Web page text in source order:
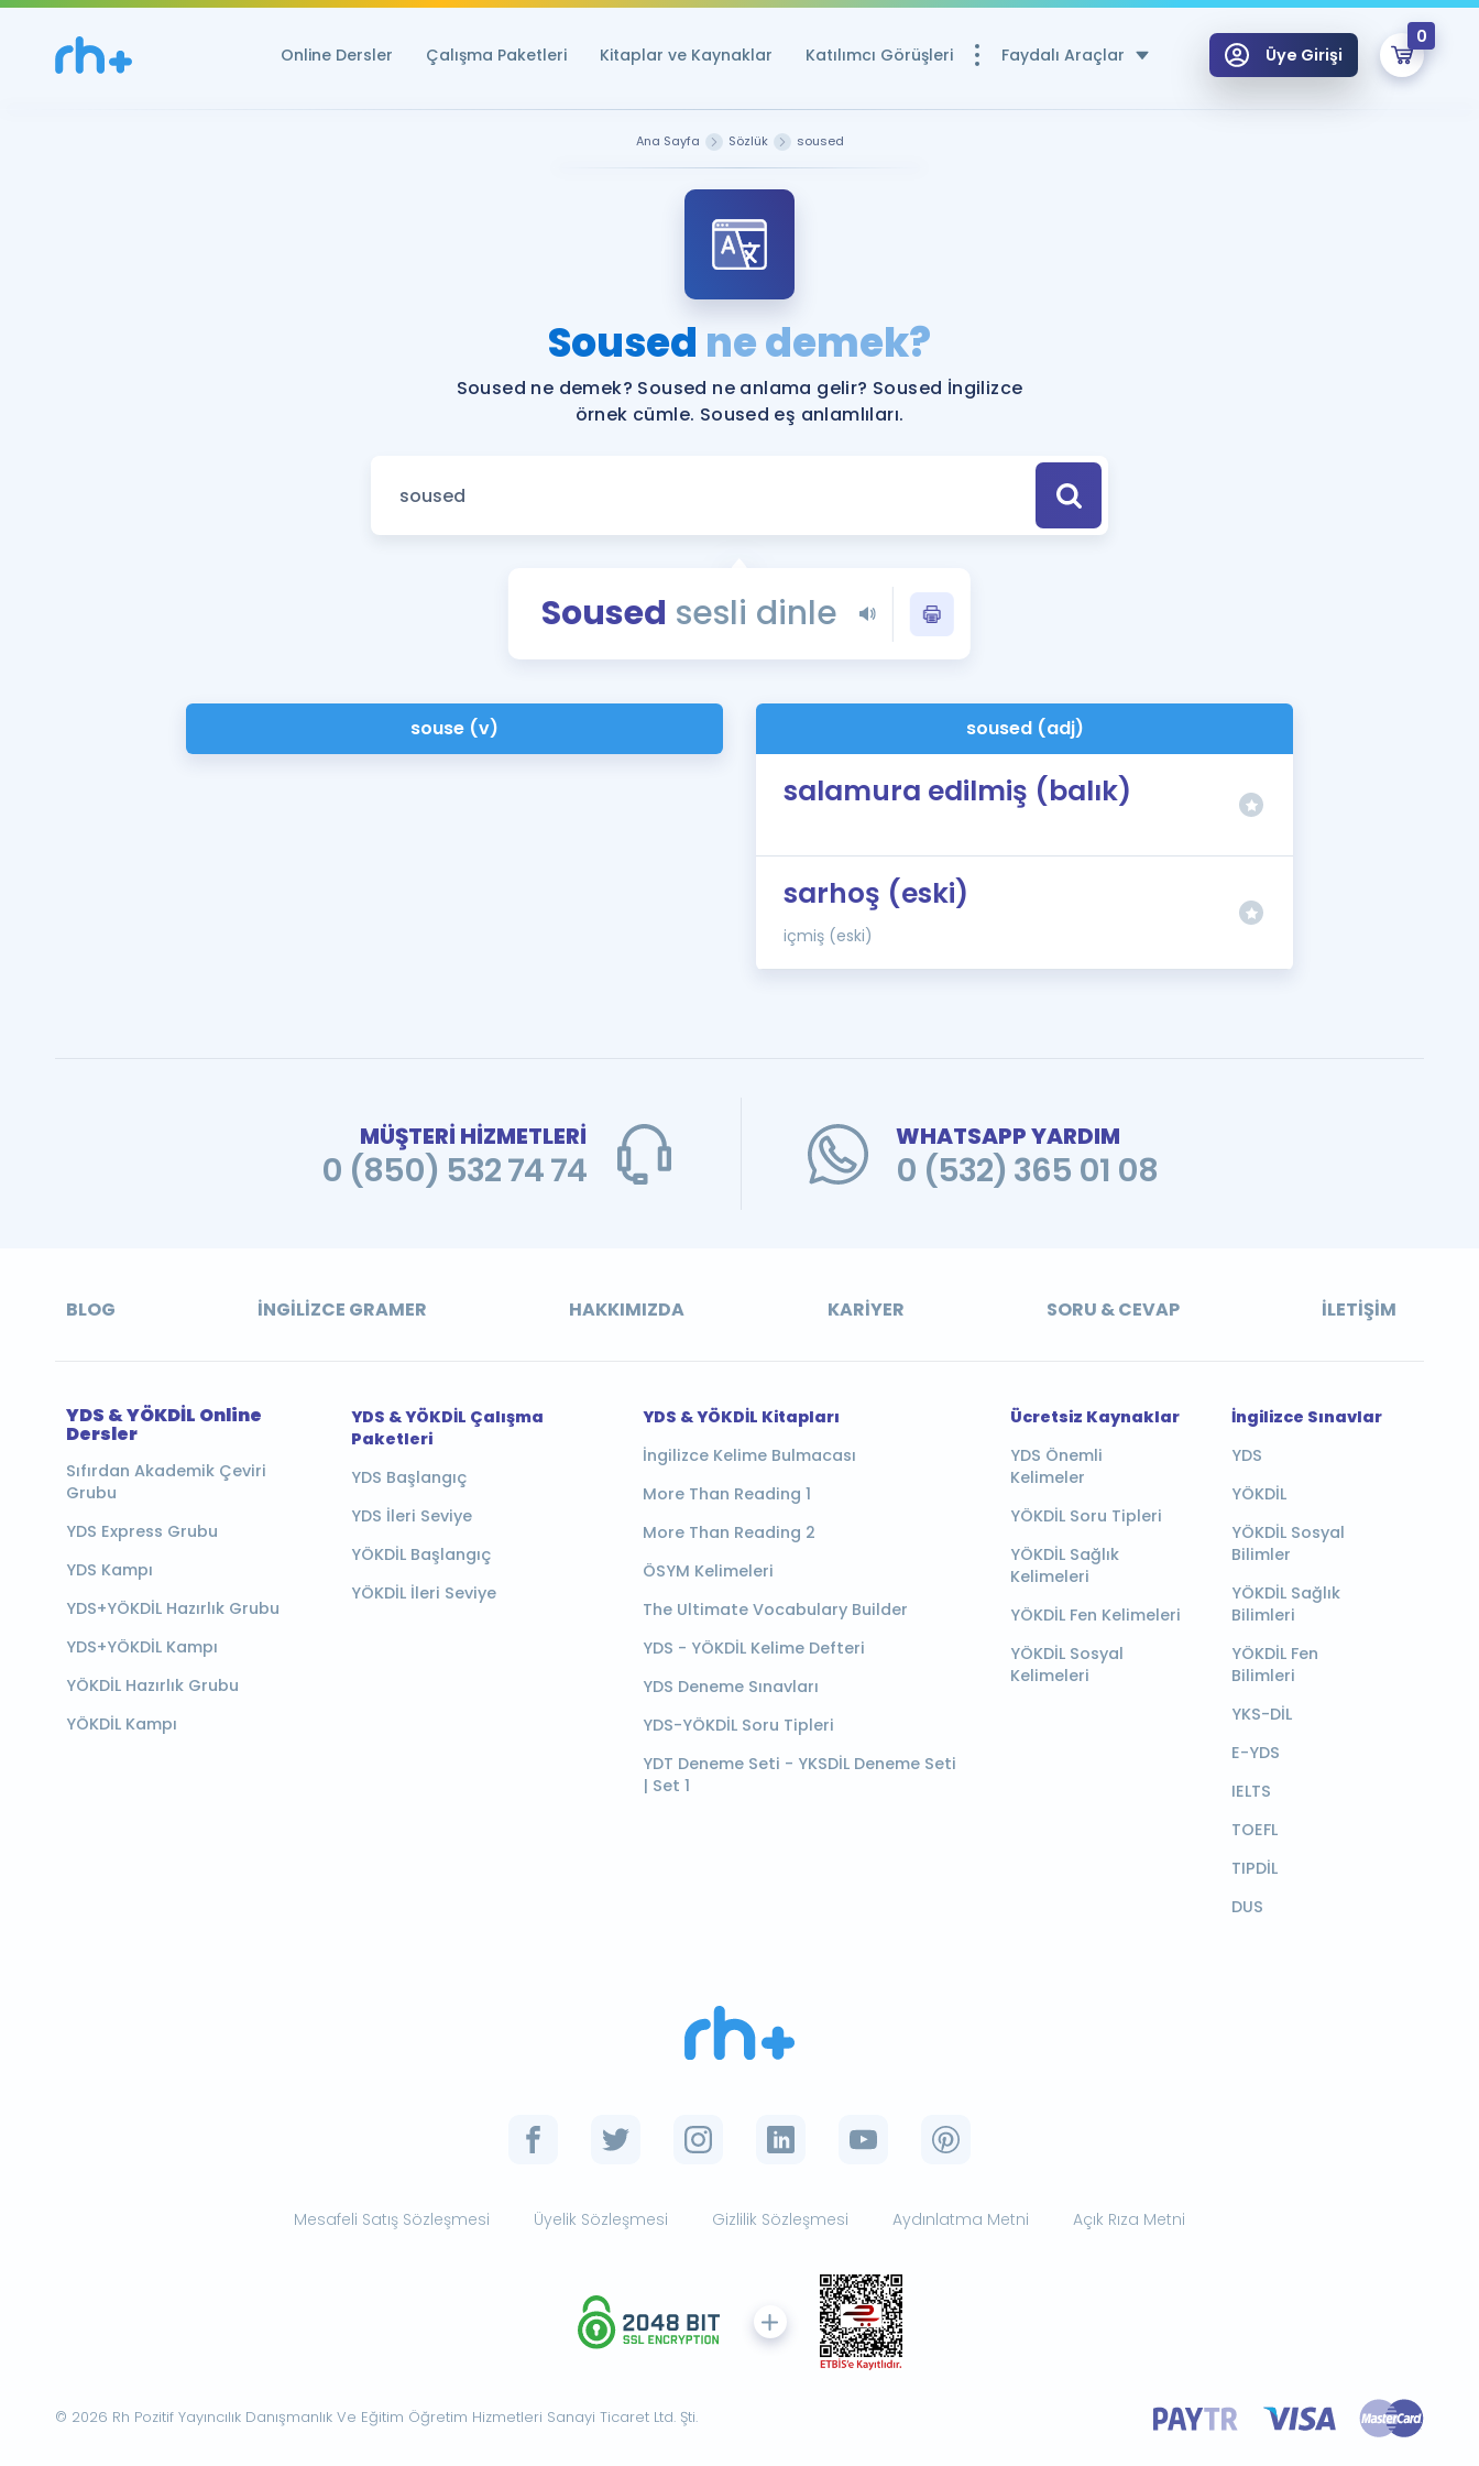
Online Dersler Çalışma Paketleri Kitaplar ve Kaynaklar Katılımcı Görüşleri Faydalı Araçlar
YDS ve YÖKDİL Puan Hesaplama Aracı
Rehberlik Aracı
YDS ve YÖKDİL'e Hazırlananlar için Öneriler
Tüm ÖSYM Sınavları Tek Takvimde
YDS - YÖKDİL Tüm Sınavlarla İlgili Haberler
İngilizce Gramer
Üye Girişi
0
Ana Sayfa Sözlük soused
Soused ne demek?
Soused ne demek? Soused ne anlama gelir? Soused İngilizce
örnek cümle. Soused eş anlamlıları.
Soused sesli dinle
souse (v) soused (adj)
salamura edilmiş (balık)
sarhoş (eski)
içmiş (eski)
MÜŞTERİ HİZMETLERİ
0 (850) 532 74 74
WHATSAPP YARDIM
0 (532) 365 01 08
BLOG İNGILIZCE GRAMER HAKKIMIZDA KARIYER SORU & CEVAP İLETIŞIM
YDS & YÖKDİL Online
Dersler
Sıfırdan Akademik Çeviri
Grubu
YDS Express Grubu
YDS Kampı
YDS+YÖKDİL Hazırlık Grubu
YDS+YÖKDİL Kampı
YÖKDİL Hazırlık Grubu
YÖKDİL Kampı
YDS & YÖKDİL Çalışma
Paketleri
YDS Başlangıç
YDS İleri Seviye
YÖKDİL Başlangıç
YÖKDİL İleri Seviye
YDS & YÖKDİL Kitapları
İngilizce Kelime Bulmacası
More Than Reading 1
More Than Reading 2
ÖSYM Kelimeleri
The Ultimate Vocabulary Builder
YDS - YÖKDİL Kelime Defteri
YDS Deneme Sınavları
YDS-YÖKDİL Soru Tipleri
YDT Deneme Seti - YKSDİL Deneme Seti
| Set 1
Ücretsiz Kaynaklar
YDS Önemli
Kelimeler
YÖKDİL Soru Tipleri
YÖKDİL Sağlık
Kelimeleri
YÖKDİL Fen Kelimeleri
YÖKDİL Sosyal
Kelimeleri
İngilizce Sınavlar
YDS
YÖKDİL
YÖKDİL Sosyal
Bilimler
YÖKDİL Sağlık
Bilimleri
YÖKDİL Fen
Bilimleri
YKS-DİL
E-YDS
IELTS
TOEFL
TIPDİL
DUS
Mesafeli Satış Sözleşmesi Üyelik Sözleşmesi Gizlilik Sözleşmesi Aydınlatma Metni Açık Rıza Metni
© 2026 Rh Pozitif Yayıncılık Danışmanlık Ve Eğitim Öğretim Hizmetleri Sanayi Ticaret Ltd. Şti.